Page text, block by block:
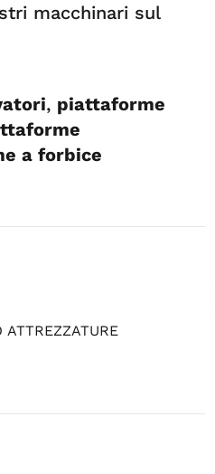
macchinari sul
, piattaforme
a forbice
ATTREZZATURE